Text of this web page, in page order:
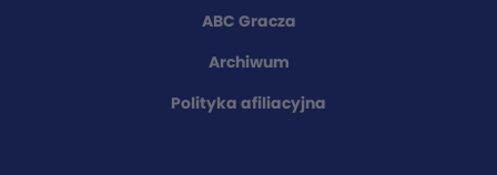
ABC Gracza
Archiwum
Polityka afiliacyjna